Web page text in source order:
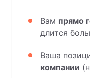
Вам прямо
длится
Ваша
компании